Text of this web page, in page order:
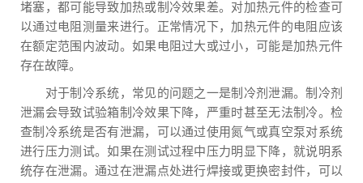
堵塞，都可能导致加热或制冷效果差。对加热元件的检查可
以通过电阻测量来进行。正常情况下，加热元件的电阻应该
在额定范围内波动。如果电阻过大或过小，可能是加热元件
存在故障。
对于制冷系统，常见的问题之一是制冷剂泄漏。制冷剂
泄漏会导致试验箱制冷效果下降，严重时甚至无法制冷。检
查制冷系统是否有泄漏，可以通过使用氮气或真空泵对系统
进行压力测试。如果在测试过程中压力明显下降，就说明系
统存在泄漏。通过在泄漏点处进行焊接或更换密封件，可以